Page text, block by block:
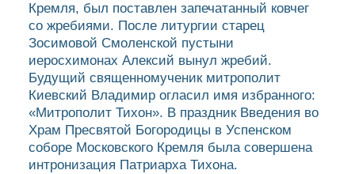
Кремля, был поставлен запечатанный ковчег
со жребиями. После литургии старец
Зосимовой Смоленской пустыни
иеросхимонах Алексий вынул жребий.
Будущий священномученик митрополит
Киевский Владимир огласил имя избранного:
«Митрополит Тихон». В праздник Введения во
Храм Пресвятой Богородицы в Успенском
соборе Московского Кремля была совершена
интронизация Патриарха Тихона.